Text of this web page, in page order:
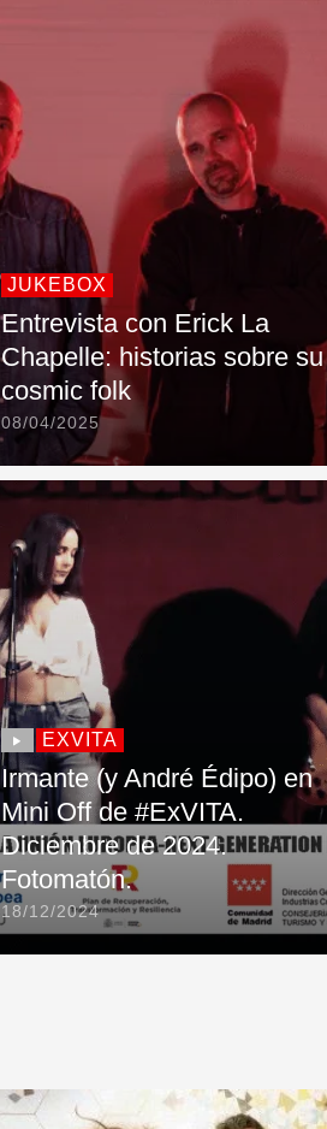
JUKEBOX
Entrevista con Erick La
Chapelle: historias sobre su
cosmic folk
08/04/2025
EXVITA
Irmante (y André Édipo) en
Mini Off de #ExVITA.
Diciembre de 2024.
Fotomatón.
18/12/2024